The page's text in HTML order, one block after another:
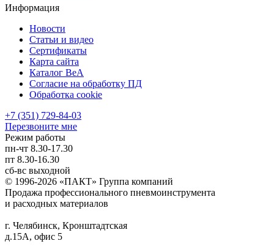
Информация
Новости
Статьи и видео
Сертификаты
Карта сайта
Каталог BeA
Согласие на обработку ПД
Обработка cookie
+7 (351) 729-84-03
Перезвоните мне
Режим работы
пн-чт 8.30-17.30
пт 8.30-16.30
сб-вс выходной
© 1996-2026 «ПАКТ» Группа компаний
Продажа профессионального пневмоинструмента
и расходных материалов
г. Челябинск, Кронштадтская
д.15А, офис 5